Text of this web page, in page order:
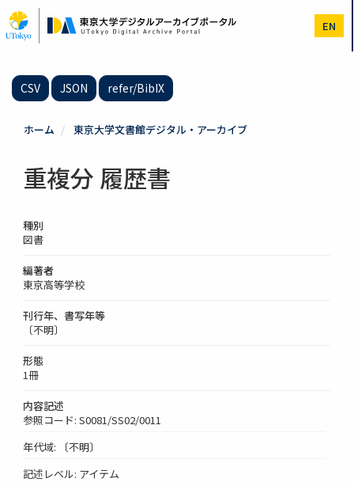
イ
ン
EN
CSV JSON refer/BibIX
ホーム 東京大学文書館デジタル・アーカイブ
重複分 履歴書
種別
図書
編著者
東京高等学校
刊行年、書写年等
〔不明〕
形態
1冊
内容記述
参照コード: S0081/SS02/0011
年代域: 〔不明〕
記述レベル: アイテム